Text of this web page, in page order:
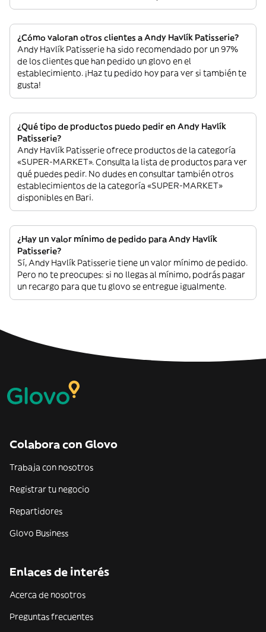
¿Cómo valoran otros clientes a Andy Havlík Patisserie?
Andy Havlík Patisserie ha sido recomendado por un 97%
de los clientes que han pedido un glovo en el
establecimiento. ¡Haz tu pedido hoy para ver si también te
gusta!
¿Qué tipo de productos puedo pedir en Andy Havlík
Patisserie?
Andy Havlík Patisserie ofrece productos de la categoría
«SUPER-MARKET». Consulta la lista de productos para ver
qué puedes pedir. No dudes en consultar también otros
establecimientos de la categoría «SUPER-MARKET»
disponibles en Bari.
¿Hay un valor mínimo de pedido para Andy Havlík
Patisserie?
Sí, Andy Havlík Patisserie tiene un valor mínimo de pedido.
Pero no te preocupes: si no llegas al mínimo, podrás pagar
un recargo para que tu glovo se entregue igualmente.
Colabora con Glovo
Trabaja con nosotros
Registrar tu negocio
Repartidores
Glovo Business
Enlaces de interés
Acerca de nosotros
Preguntas frecuentes